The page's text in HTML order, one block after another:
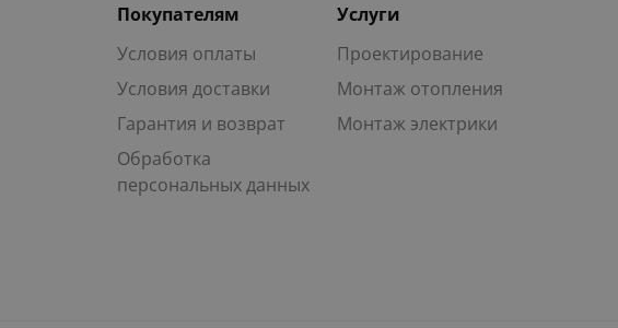
Покупателям
Условия оплаты
Условия доставки
Гарантия и возврат
Обработка
персональных данных
Услуги
Проектирование
Монтаж отопления
Монтаж электрики